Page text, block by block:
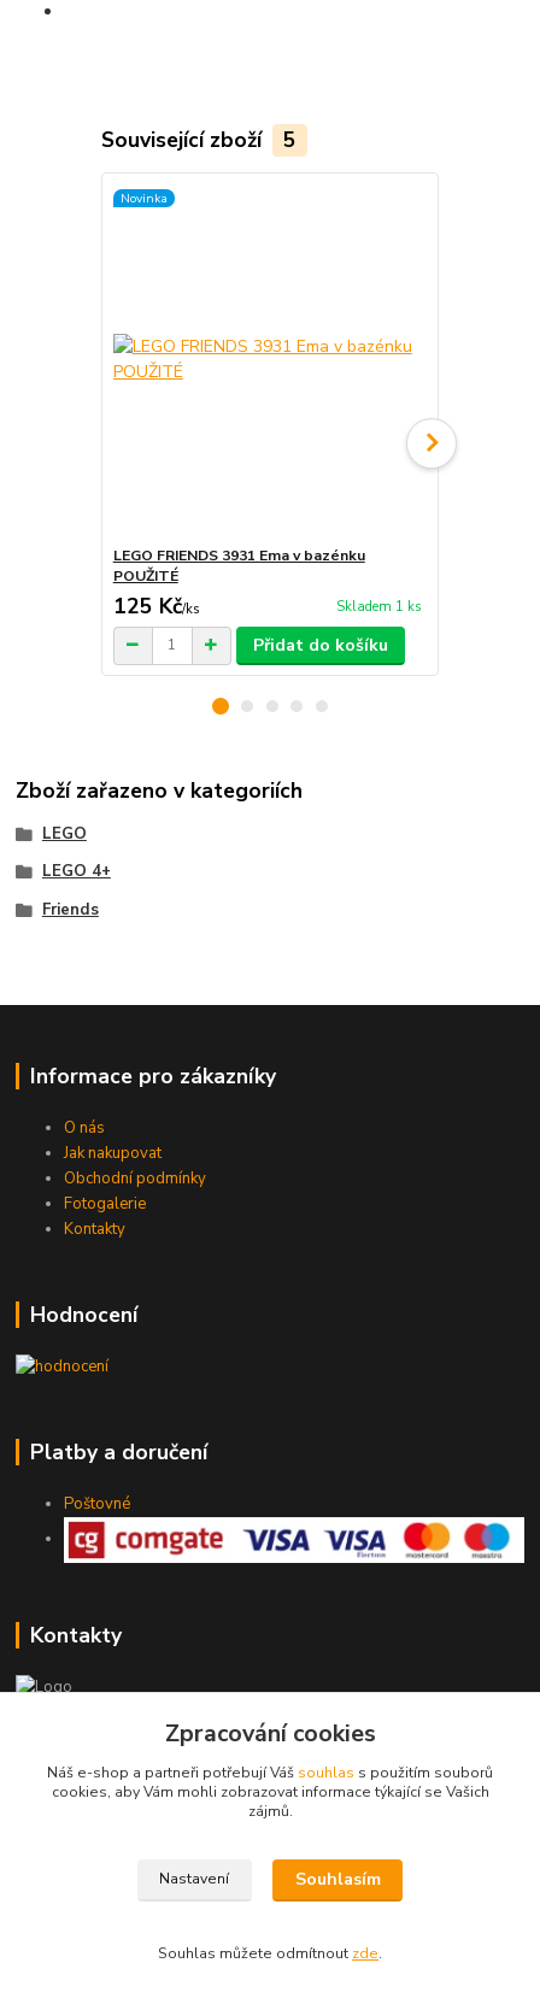
Související zboží 5
Novinka
LEGO FRIENDS 3931 Ema v bazénku
POUŽITÉ
125 Kč/ks Skladem 1 ks
Přidat do košíku
Zboží zařazeno v kategoriích
LEGO
LEGO 4+
Friends
Informace pro zákazníky
O nás
Jak nakupovat
Obchodní podmínky
Fotogalerie
Kontakty
Hodnocení
Platby a doručení
Poštovné
Kontakty
rodinny.bazarek@seznam.cz
Zpracování cookies
Náš e-shop a partneři potřebují Váš souhlas s použitím souborů
cookies, aby Vám mohli zobrazovat informace týkající se Vašich
zájmů.
Nastavení Souhlasím
Souhlas můžete odmítnout zde.